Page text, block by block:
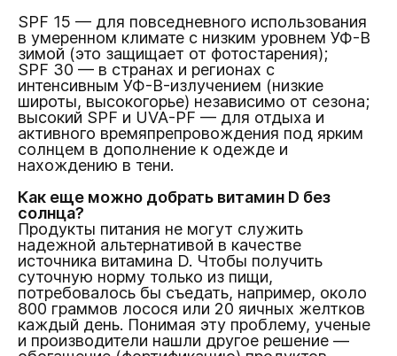
SPF 15 — для повседневного использования
в умеренном климате с низким уровнем УФ-B
зимой (это защищает от фотостарения);
SPF 30 — в странах и регионах с
интенсивным УФ-B-излучением (низкие
широты, высокогорье) независимо от сезона;
высокий SPF и UVA-PF — для отдыха и
активного времяпрепровождения под ярким
солнцем в дополнение к одежде и
нахождению в тени.
Как еще можно добрать витамин D без
солнца?
Продукты питания не могут служить
надежной альтернативой в качестве
источника витамина D. Чтобы получить
суточную норму только из пищи,
потребовалось бы съедать, например, около
800 граммов лосося или 20 яичных желтков
каждый день. Понимая эту проблему, ученые
и производители нашли другое решение —